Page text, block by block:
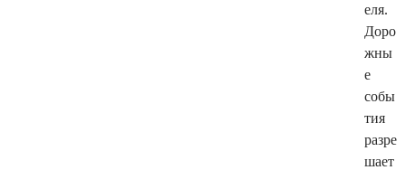
еля.
Доро
жны
е
собы
тия
разре
шает